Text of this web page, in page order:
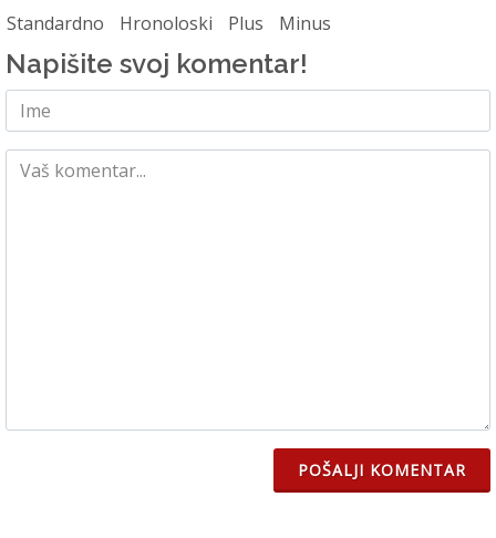
Standardno Hronoloski Plus Minus
Napišite svoj komentar!
POŠALJI KOMENTAR